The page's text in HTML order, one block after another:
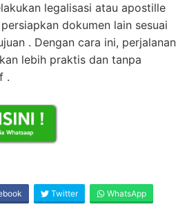
legalisasi atau apostille
dokumen lain sesuai
. Dengan cara ini, perjalanan
lebih praktis dan tanpa
.
Twitter WhatsApp